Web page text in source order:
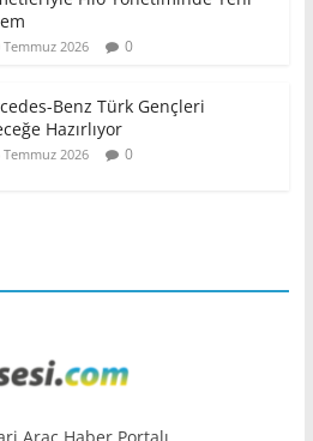
Temmuz 2026 0
Benz Türk Gençleri
Hazırlıyor
Temmuz 2026 0